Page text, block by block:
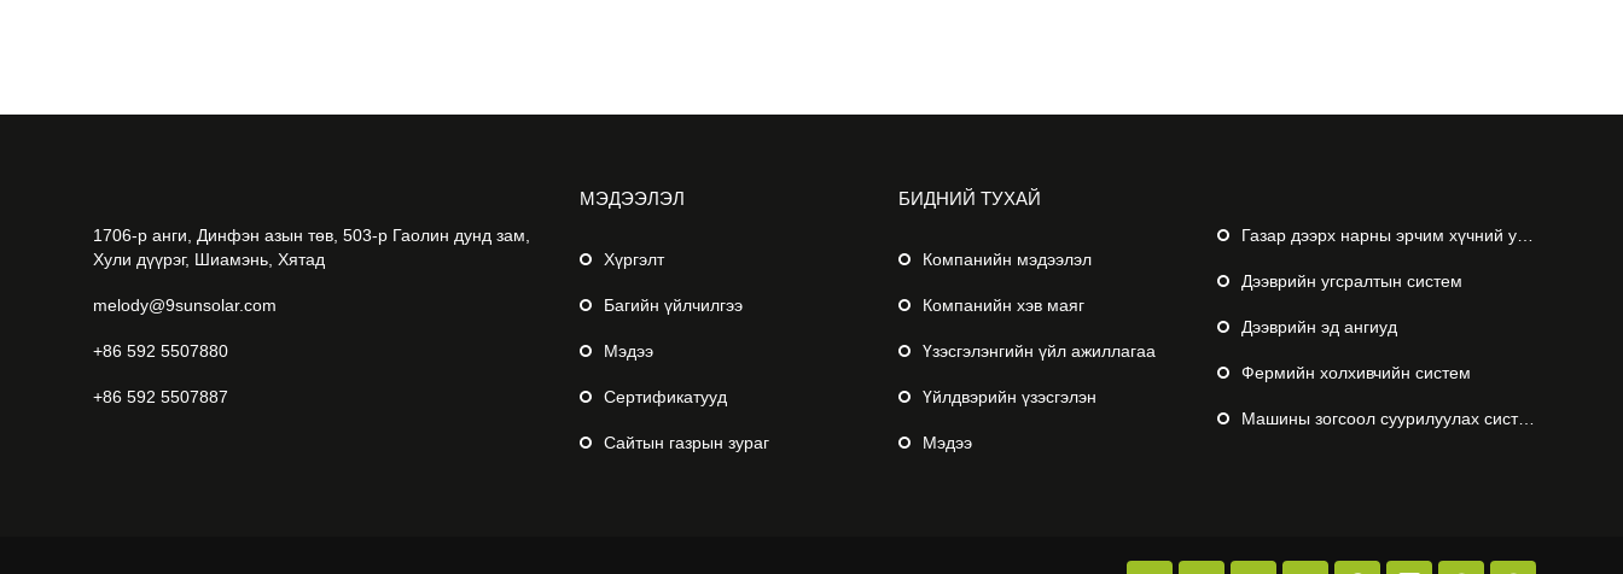
1706-р анги, Динфэн азын төв, 503-р Гаолин дунд зам,
Хули дүүрэг, Шиамэнь, Хятад
melody@9sunsolar.com
+86 592 5507880
+86 592 5507887
МЭДЭЭЛЭЛ
Хүргэлт
Багийн үйлчилгээ
Мэдээ
Сертификатууд
Сайтын газрын зураг
БИДНИЙ ТУХАЙ
Компанийн мэдээлэл
Компанийн хэв маяг
Үзэсгэлэнгийн үйл ажиллагаа
Үйлдвэрийн үзэсгэлэн
Мэдээ
Газар дээрх нарны эрчим хүчний угсралтын систем
Дээврийн угсралтын систем
Дээврийн эд ангиуд
Фермийн холхивчийн систем
Машины зогсоол суурилуулах систем